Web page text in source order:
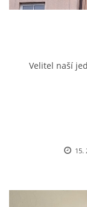
Velitel naší
15.